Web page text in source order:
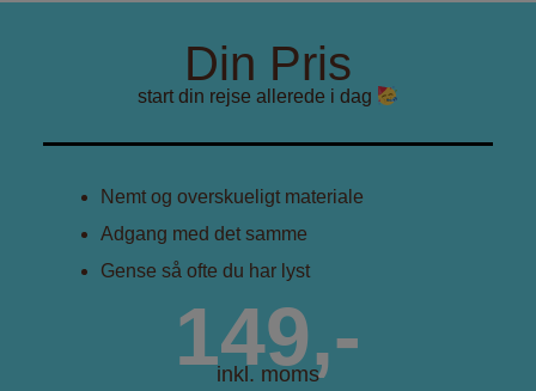
Din Pris
start din rejse allerede i dag
Nemt og overskueligt materiale
Adgang med det samme
Gense så ofte du har lyst
149,-
inkl. moms